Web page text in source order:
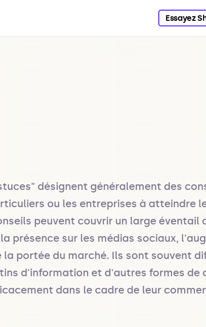
Essayez
désignent généralement des
ou les entreprises à atteindre
peuvent couvrir un large éventail
présence sur les médias sociaux,
portée du marché. Ils sont souvent
d'information et d'autres formes de
dans le cadre de leur